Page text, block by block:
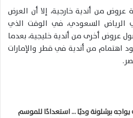
من أندية خارجية، إلا أن العرض
الرياض السعودي، في الوقت الذي
عروض أخرى من أندية خليجية، بعدما
اهتمام من أندية في قطر والإمارات
يواجه برشلونة وديًا … استعدادًا للموسم